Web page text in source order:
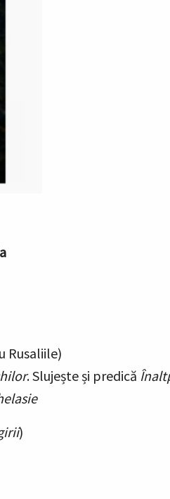
Rusaliile)
.Slujește și predică
)